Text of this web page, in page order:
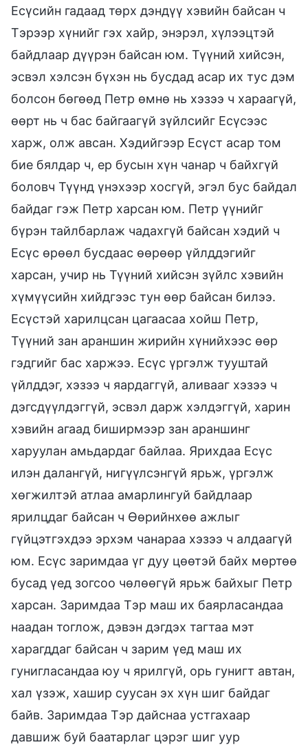
Есүсийн гадаад төрх дэндүү хэвийн байсан ч
Тэрээр хүнийг гэх хайр, энэрэл, хүлээцтэй
байдлаар дүүрэн байсан юм. Түүний хийсэн,
эсвэл хэлсэн бүхэн нь бусдад асар их тус дэм
болсон бөгөөд Петр өмнө нь хэзээ ч хараагүй,
өөрт нь ч бас байгаагүй зүйлсийг Есүсээс
харж, олж авсан. Хэдийгээр Есүст асар том
бие бялдар ч, ер бусын хүн чанар ч байхгүй
боловч Түүнд үнэхээр хосгүй, эгэл бус байдал
байдаг гэж Петр харсан юм. Петр үүнийг
бүрэн тайлбарлаж чадахгүй байсан хэдий ч
Есүс өрөөл бусдаас өөрөөр үйлддэгийг
харсан, учир нь Түүний хийсэн зүйлс хэвийн
хүмүүсийн хийдгээс тун өөр байсан билээ.
Есүстэй харилцсан цагаасаа хойш Петр,
Түүний зан араншин жирийн хүнийхээс өөр
гэдгийг бас харжээ. Есүс үргэлж тууштай
үйлддэг, хэзээ ч яардаггүй, аливааг хэзээ ч
дэгсдүүлдэггүй, эсвэл дарж хэлдэггүй, харин
хэвийн агаад биширмээр зан араншинг
харуулан амьдардаг байлаа. Ярихдаа Есүс
илэн далангүй, нигүүлсэнгүй ярьж, үргэлж
хөгжилтэй атлаа амарлингуй байдлаар
ярилцдаг байсан ч Өөрийнхөө ажлыг
гүйцэтгэхдээ эрхэм чанараа хэзээ ч алдаагүй
юм. Есүс заримдаа үг дуу цөөтэй байх мөртөө
бусад үед зогсоо чөлөөгүй ярьж байхыг Петр
харсан. Заримдаа Тэр маш их баярласандаа
наадан тоглож, дэвэн дэгдэх тагтаа мэт
харагддаг байсан ч зарим үед маш их
гунигласандаа юу ч ярилгүй, орь гунигт автан,
хал үзэж, хашир суусан эх хүн шиг байдаг
байв. Заримдаа Тэр дайснаа устгахаар
давшиж буй баатарлаг цэрэг шиг уур